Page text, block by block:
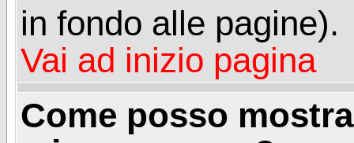
in fondo alle pagine).
Vai ad inizio pagina
Come posso